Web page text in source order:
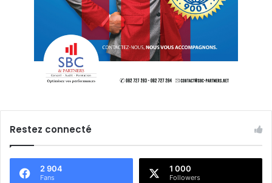
Restez connecté
2 904
Fans
1 000
Followers